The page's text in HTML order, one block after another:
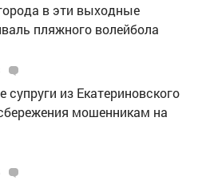
в эти выходные
пляжного волейбола
из Екатериновского
мошенникам на